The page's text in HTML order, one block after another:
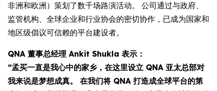
非洲和欧洲）策划了数千场路演活动。 公司通过与政府、
监管机构、全球企业和行业协会的密切协作，已成为国家和
地区级倡议可信赖的平台建设者。
QNA 董事总经理 Ankit Shukla 表示：
“孟买一直是我心中的家乡，在这里设立 QNA 亚太总部对
我来说是梦想成真。 在我们将 QNA 打造成全球平台的第